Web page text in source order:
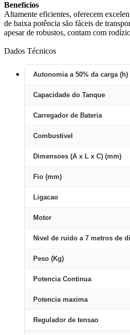
Benefícios
Altamente eficientes, oferecem
de baixa potência são fáceis de
apesar de robustos, contam com
Dados Técnicos
Autonomia a 50% da carga (h)
Capacidade do Tanque
Carregador de Bateria
Combustivel
Dimensoes (A x L x C) (mm)
Fio (mm)
Ligacao
Motor
Nivel de ruido a 7 metros de
Peso (Kg)
Potencia Continua
Potencia maxima
Regulador de tensao